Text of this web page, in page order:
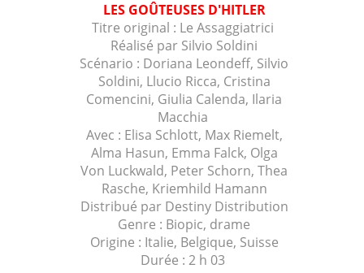
LES GOÛTEUSES D'HITLER
Titre original : Le Assaggiatrici
Réalisé par Silvio Soldini
Scénario : Doriana Leondeff, Silvio
Soldini, Llucio Ricca, Cristina
Comencini, Giulia Calenda, Ilaria
Macchia
Avec : Elisa Schlott, Max Riemelt,
Alma Hasun, Emma Falck, Olga
Von Luckwald, Peter Schorn, Thea
Rasche, Kriemhild Hamann
Distribué par Destiny Distribution
Genre : Biopic, drame
Origine : Italie, Belgique, Suisse
Durée : 2 h 03